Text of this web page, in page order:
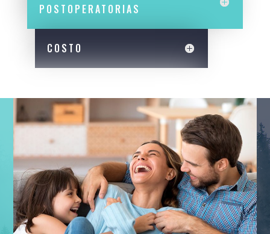
POSTOPERATORIAS
COSTO